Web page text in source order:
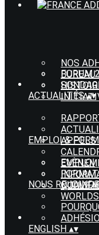
NOS
FORUM
ACTUALITÉS▴▾
APPELS
EMPLOI &
EMPLOI
NOUS
ENGLISH ▴▾